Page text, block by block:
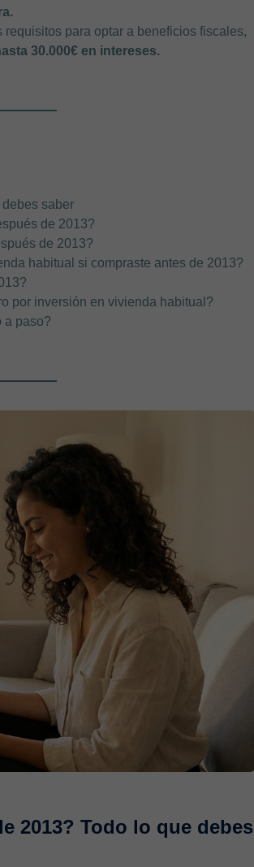
para optar a beneficios fiscales,
30.000€ en intereses.
saber
de 2013?
de 2013?
habitual si compraste antes de 2013?
por inversión en vivienda habitual?
a paso?
2013? Todo lo que debes